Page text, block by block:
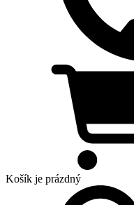
Košík je prázdný